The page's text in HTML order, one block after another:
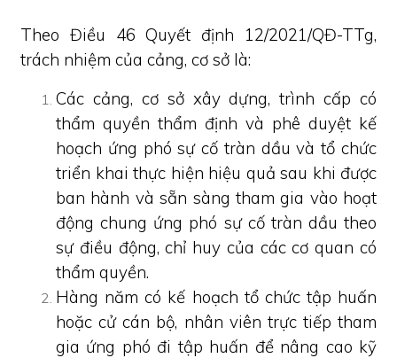
Theo Điều 46 Quyết định 12/2021/QĐ-TTg,
trách nhiệm của cảng, cơ sở là:
Các cảng, cơ sở xây dựng, trình cấp có
thẩm quyền thẩm định và phê duyệt kế
hoạch ứng phó sự cố tràn dầu và tổ chức
triển khai thực hiện hiệu quả sau khi được
ban hành và sẵn sàng tham gia vào hoạt
động chung ứng phó sự cố tràn dầu theo
sự điều động, chỉ huy của các cơ quan có
thẩm quyền.
Hàng năm có kế hoạch tổ chức tập huấn
hoặc cử cán bộ, nhân viên trực tiếp tham
gia ứng phó đi tập huấn để nâng cao kỹ